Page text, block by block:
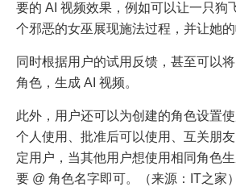
要的 AI 视频效果，例如可以让一只狗
个邪恶的女巫展现施法过程，并让她的
同时根据用户的试用反馈，甚至可以
角色，生成 AI 视频。
此外，用户还可以为创建的角色设置
个人使用、批准后可以使用、互关朋
定用户，当其他用户想使用相同角色
要 @ 角色名字即可。（来源：IT之家）